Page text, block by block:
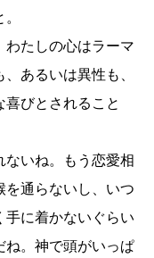
たしの心はラーマ
あるいは異性も、
びとされること
いね。もう恋愛相
を通らないし、いつ
手に着かないぐらい
ね。神で頭がいっぱ